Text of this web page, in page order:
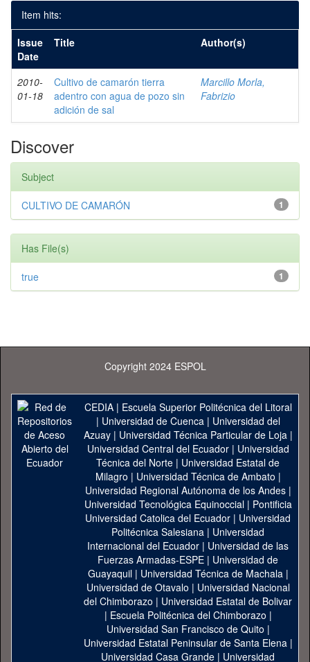
Item hits:
Issue
Date
Title Author(s)
2010-
01-18
Cultivo de camarón tierra
adentro con agua de pozo sin
adición de sal
Marcillo Morla,
Fabrizio
Discover
Subject
1
CULTIVO DE CAMARÓN
Has File(s)
1
true
Copyright 2024 ESPOL
CEDIA| Escuela Superior Politécnica del Litoral
| Universidad de Cuenca| Universidad del
Azuay| Universidad Técnica Particular de Loja|
Universidad Central del Ecuador| Universidad
Técnica del Norte | Universidad Estatal de
Milagro | Universidad Técnica de Ambato |
Universidad Regional Autónoma de los Andes|
Universidad Tecnológica Equinoccial| Pontificia
Universidad Catolica del Ecuador | Universidad
Politécnica Salesiana | Universidad
Internacional del Ecuador | Universidad de las
Fuerzas Armadas-ESPE | Universidad de
Guayaquil| Universidad Técnica de Machala|
Universidad de Otavalo | Universidad Nacional
del Chimborazo | Universidad Estatal de Bolivar
| Escuela Politécnica del Chimborazo |
Universidad San Francisco de Quito |
Universidad Estatal Peninsular de Santa Elena|
Universidad Casa Grande | Universidad